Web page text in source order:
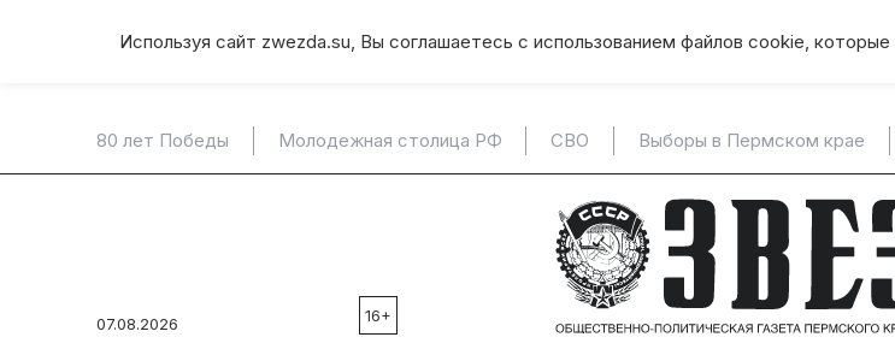
Используя сайт zwezda.su, Вы соглашаетесь с использованием файлов cookie, которые
80 лет Победы Молодежная столица РФ СВО Выборы в Пермском крае
07.08.2026 16+